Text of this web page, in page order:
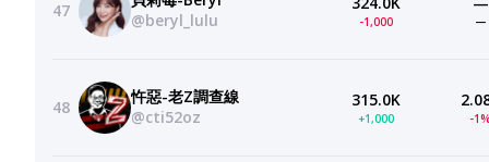
47
@beryl_lulu
-1,000 —
48
忤惡-老Z調查線
@cti52oz
315.0K
+1,000 -